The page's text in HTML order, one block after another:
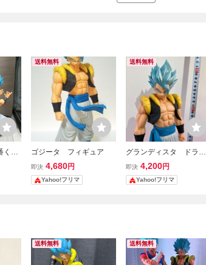
くじ
送料無料
ゴジータ フィギュア
即決 4,680円
Yahoo!フリマ
送料無料
グランディスタ ドラゴ
ンボール超 ゴジータ 超サ
イヤ人 フィギュア ブル
ー
即決 4,200円
Yahoo!フリマ
送料無料 送料無料